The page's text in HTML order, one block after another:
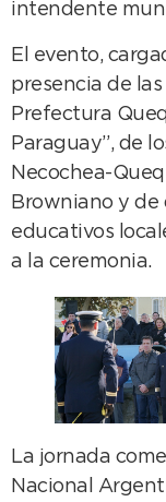
intendente
El evento,
presencia de
Prefectura
Paraguay”, de
Necochea-
Browniano y
educativos
a la ceremonia.
La jornada
Nacional